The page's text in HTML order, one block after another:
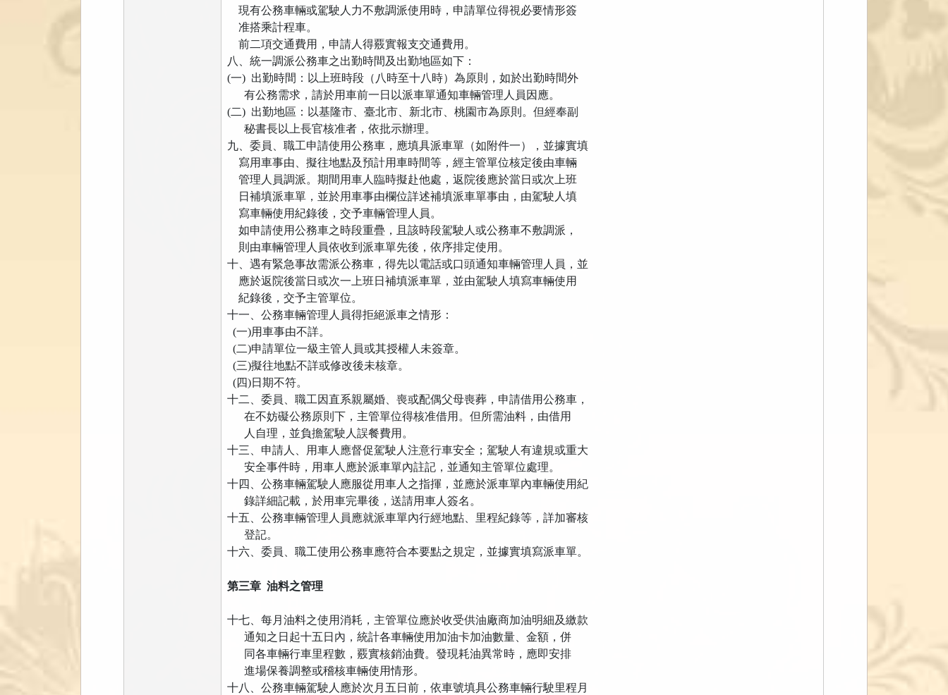
現有公務車輛或駕駛人力不敷調派使用時，申請單位得視必要情形簽
准搭乘計程車。
前二項交通費用，申請人得覈實報支交通費用。
八、統一調派公務車之出勤時間及出勤地區如下：
(一) 出勤時間：以上班時段（八時至十八時）為原則，如於出勤時間外
有公務需求，請於用車前一日以派車單通知車輛管理人員因應。
(二) 出勤地區：以基隆市、臺北市、新北市、桃園市為原則。但經奉副
秘書長以上長官核准者，依批示辦理。
九、委員、職工申請使用公務車，應填具派車單（如附件一），並據實填
寫用車事由、擬往地點及預計用車時間等，經主管單位核定後由車輛
管理人員調派。期間用車人臨時擬赴他處，返院後應於當日或次上班
日補填派車單，並於用車事由欄位詳述補填派車單事由，由駕駛人填
寫車輛使用紀錄後，交予車輛管理人員。
如申請使用公務車之時段重疊，且該時段駕駛人或公務車不敷調派，
則由車輛管理人員依收到派車單先後，依序排定使用。
十、遇有緊急事故需派公務車，得先以電話或口頭通知車輛管理人員，並
應於返院後當日或次一上班日補填派車單，並由駕駛人填寫車輛使用
紀錄後，交予主管單位。
十一、公務車輛管理人員得拒絕派車之情形：
(一)用車事由不詳。
(二)申請單位一級主管人員或其授權人未簽章。
(三)擬往地點不詳或修改後未核章。
(四)日期不符。
十二、委員、職工因直系親屬婚、喪或配偶父母喪葬，申請借用公務車，
在不妨礙公務原則下，主管單位得核准借用。但所需油料，由借用
人自理，並負擔駕駛人誤餐費用。
十三、申請人、用車人應督促駕駛人注意行車安全；駕駛人有違規或重大
安全事件時，用車人應於派車單內註記，並通知主管單位處理。
十四、公務車輛駕駛人應服從用車人之指揮，並應於派車單內車輛使用紀
錄詳細記載，於用車完畢後，送請用車人簽名。
十五、公務車輛管理人員應就派車單內行經地點、里程紀錄等，詳加審核
登記。
十六、委員、職工使用公務車應符合本要點之規定，並據實填寫派車單。
第三章 油料之管理
十七、每月油料之使用消耗，主管單位應於收受供油廠商加油明細及繳款
通知之日起十五日內，統計各車輛使用加油卡加油數量、金額，併
同各車輛行車里程數，覈實核銷油費。發現耗油異常時，應即安排
進場保養調整或稽核車輛使用情形。
十八、公務車輛駕駛人應於次月五日前，依車號填具公務車輛行駛里程月